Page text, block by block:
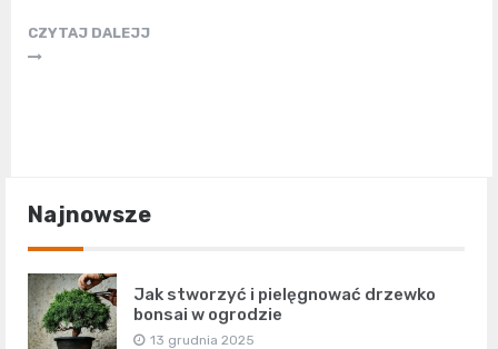
CZYTAJ DALEJJ
Najnowsze
Jak stworzyć i pielęgnować drzewko
bonsai w ogrodzie
13 grudnia 2025